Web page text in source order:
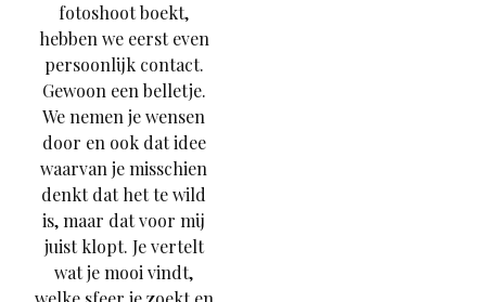
fotoshoot boekt,
hebben we eerst even
persoonlijk contact.
Gewoon een belletje.
We nemen je wensen
door en ook dat idee
waarvan je misschien
denkt dat het te wild
is, maar dat voor mij
juist klopt. Je vertelt
wat je mooi vindt,